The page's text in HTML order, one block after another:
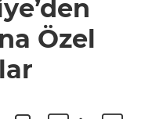
Özel